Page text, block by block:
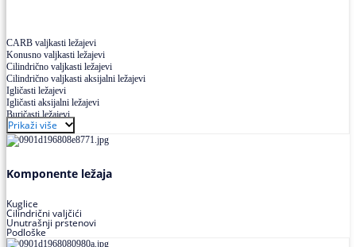
CARB valjkasti ležajevi
Konusno valjkasti ležajevi
Cilindrično valjkasti ležajevi
Cilindrično valjkasti aksijalni ležajevi
Igličasti ležajevi
Igličasti aksijalni ležajevi
Buričasti ležajevi
Buričasti zaptiveni ležajevi
Buričasti aksijalni ležajevi
Prikaži više
Komponente ležaja
Kuglice
Cilindrični valjčići
Unutrašnji prstenovi
Podloške